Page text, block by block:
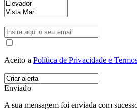
Aceito a Política de Privacidade e
Enviado
A sua mensagem foi enviada com